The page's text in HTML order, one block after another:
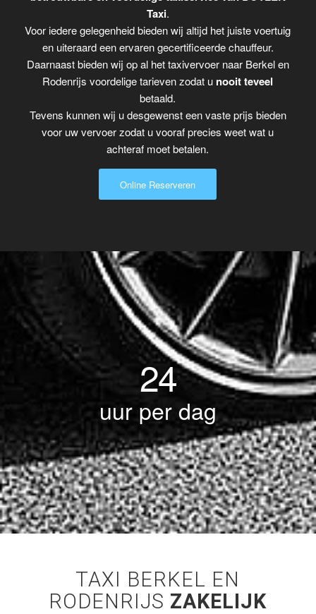
Taxi.
Voor iedere gelegenheid bieden wij altijd het juiste voertuig
en uiteraard een ervaren gecertificeerde chauffeur.
Daarnaast bieden wij op al het taxivervoer naar Berkel en
Rodenrijs voordelige tarieven zodat u nooit teveel
betaald.
Tevens kunnen wij u desgewenst een vaste prijs bieden
voor uw vervoer zodat u vooraf precies weet wat u
achteraf moet betalen.
Online Reserveren
24
uur per dag
TAXI BERKEL EN
RODENRIJS ZAKELIJK